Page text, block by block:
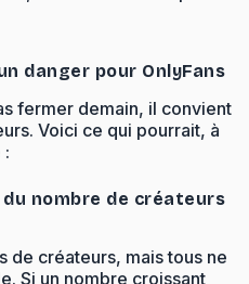
danger pour OnlyFans
fermer demain, il convient
Voici ce qui pourrait, à
:
nombre de créateurs
de créateurs, mais tous ne
Si un nombre croissant